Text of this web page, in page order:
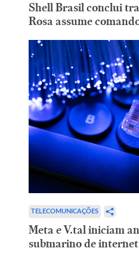
Shell Brasil conclui
Rosa assume
TELECOMUNICAÇÕES
Meta e V.tal iniciam
submarino de